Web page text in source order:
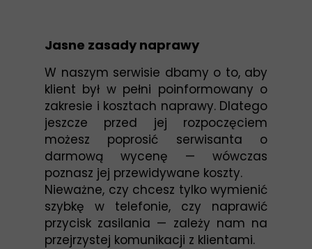
Jasne zasady naprawy
W naszym serwisie dbamy o to, aby
klient był w pełni poinformowany o
zakresie i kosztach naprawy. Dlatego
jeszcze przed jej rozpoczęciem
możesz poprosić serwisanta o
darmową wycenę — wówczas
poznasz jej przewidywane koszty.
Nieważne, czy chcesz tylko wymienić
szybkę w telefonie, czy naprawić
przycisk zasilania — zależy nam na
przejrzystej komunikacji z klientami.